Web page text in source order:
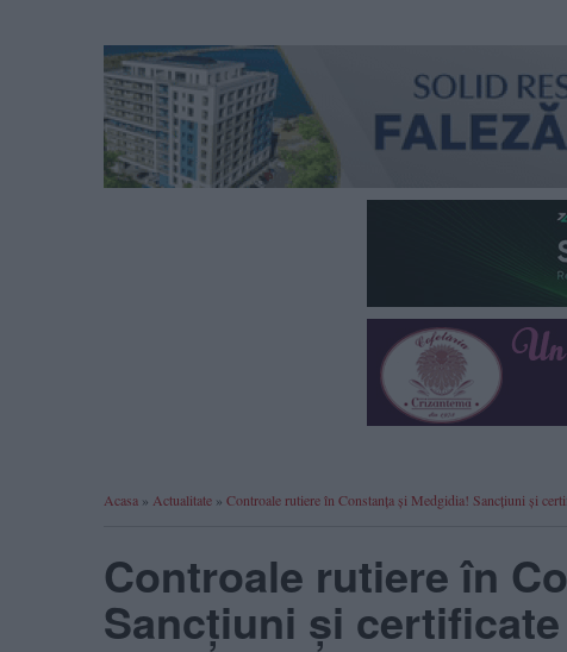
Acasa » Actualitate » Controale rutiere în Constanța și Medgidia! Sancțiuni și
Controale rutiere în
Sancțiuni și